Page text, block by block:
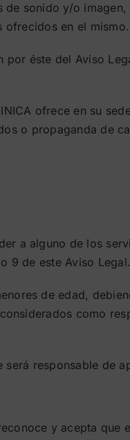
sonido y/o
ofrecidos en el mismo.
éste del Aviso
ofrece en su
o propaganda de
a alguno de los
9 de este Aviso Legal.
de edad,
como
responsable de
y acepta que